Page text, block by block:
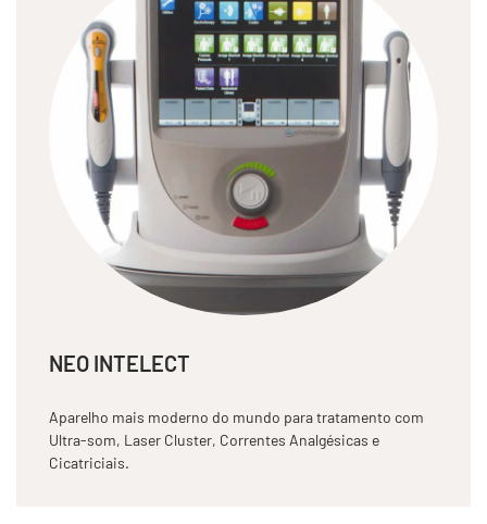
NEO INTELECT
Aparelho mais moderno do mundo para tratamento com
Ultra-som, Laser Cluster, Correntes Analgésicas e
Cicatriciais.